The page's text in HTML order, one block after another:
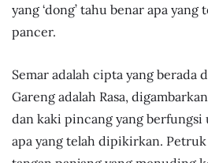
yang ‘dong’ tahu benar apa yang
pancer.
Semar adalah cipta yang berada
Gareng adalah Rasa,
dan kaki pincang yang berfungsi
apa yang telah dipikirkan. Petruk